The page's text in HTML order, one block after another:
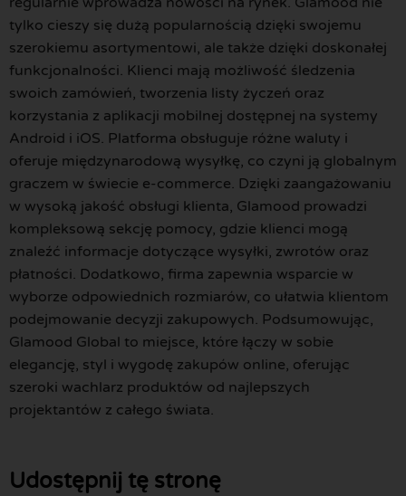
tylko cieszy się dużą popularnością dzięki swojemu
szerokiemu asortymentowi, ale także dzięki doskonałej
funkcjonalności. Klienci mają możliwość śledzenia
swoich zamówień, tworzenia listy życzeń oraz
korzystania z aplikacji mobilnej dostępnej na systemy
Android i iOS. Platforma obsługuje różne waluty i
oferuje międzynarodową wysyłkę, co czyni ją globalnym
graczem w świecie e-commerce. Dzięki zaangażowaniu
w wysoką jakość obsługi klienta, Glamood prowadzi
kompleksową sekcję pomocy, gdzie klienci mogą
znaleźć informacje dotyczące wysyłki, zwrotów oraz
płatności. Dodatkowo, firma zapewnia wsparcie w
wyborze odpowiednich rozmiarów, co ułatwia klientom
podejmowanie decyzji zakupowych. Podsumowując,
Glamood Global to miejsce, które łączy w sobie
elegancję, styl i wygodę zakupów online, oferując
szeroki wachlarz produktów od najlepszych
projektantów z całego świata.
Udostępnij tę stronę